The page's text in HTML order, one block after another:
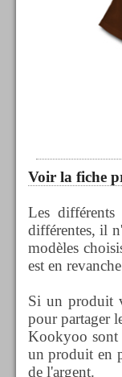
Voir la fiche
Les
différentes, il
modèles
est en
Si un produit
pour partager
Kookyoo sont
un produit en
de l'argent.